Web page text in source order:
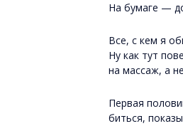
На бумаге —
Все, с кем я
Ну как тут
на массаж, а
Первая
биться,